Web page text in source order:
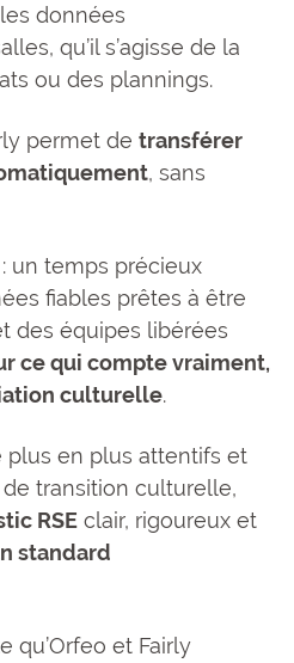
données
qu’il s’agisse de la
ou des plannings.
permet de transférer
, sans
un temps précieux
fiables prêtes à être
des équipes libérées
ce qui compte vraiment,
culturelle.
plus en plus attentifs et
transition culturelle,
RSE clair, rigoureux et
standard
qu’Orfeo et Fairly